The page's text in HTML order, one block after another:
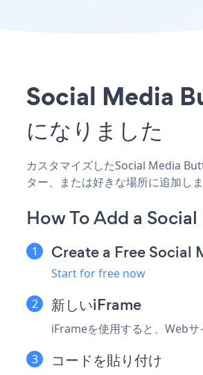
Social Media
になりました
カスタマイズしたSocial Media
ター、または好きな場所に追加しま
How To Add a
Create a Free Social
Start for free now
新しいiFrame
iFrameを使用すると、Webサ
コードを貼り付け